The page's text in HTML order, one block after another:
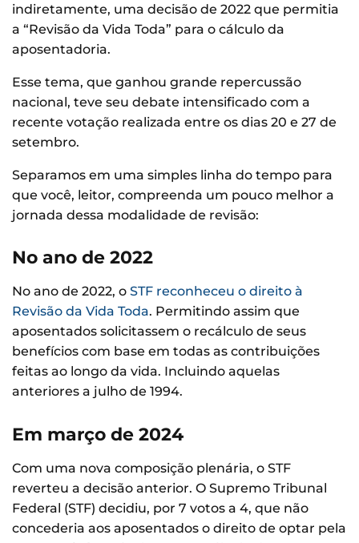
indiretamente, uma decisão de 2022 que permitia
a “Revisão da Vida Toda” para o cálculo da
aposentadoria.
Esse tema, que ganhou grande repercussão
nacional, teve seu debate intensificado com a
recente votação realizada entre os dias 20 e 27 de
setembro.
Separamos em uma simples linha do tempo para
que você, leitor, compreenda um pouco melhor a
jornada dessa modalidade de revisão:
No ano de 2022
No ano de 2022, o STF reconheceu o direito à
Revisão da Vida Toda. Permitindo assim que
aposentados solicitassem o recálculo de seus
benefícios com base em todas as contribuições
feitas ao longo da vida. Incluindo aquelas
anteriores a julho de 1994.
Em março de 2024
Com uma nova composição plenária, o STF
reverteu a decisão anterior. O Supremo Tribunal
Federal (STF) decidiu, por 7 votos a 4, que não
concederia aos aposentados o direito de optar pela